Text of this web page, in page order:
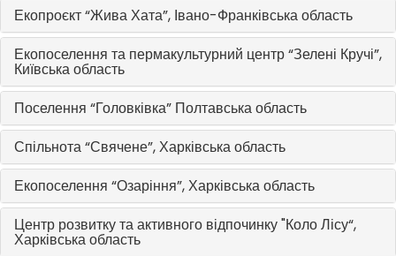
Екопроєкт “Жива Хата”, Івано-Франківська область
Екопоселення та пермакультурний центр “Зелені Кручі”,
Київська область
Поселення “Головківка” Полтавська область
Спільнота “Свячене”, Харківська область
Екопоселення “Озаріння”, Харківська область
Центр розвитку та активного відпочинку "Коло Лісу“,
Харківська область